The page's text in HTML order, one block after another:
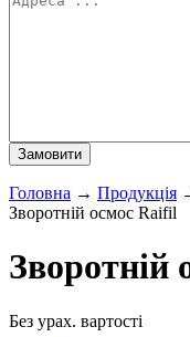
Головна → Продукція
Зворотній осмос Raifil
Зворотній
Без урах. вартості